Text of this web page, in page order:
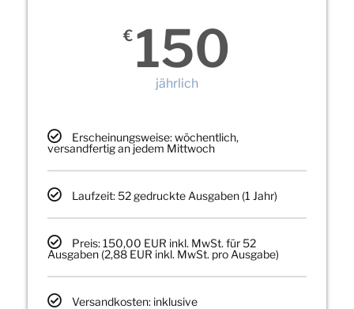
€ 150
jährlich
Erscheinungsweise: wöchentlich,
versandfertig an jedem Mittwoch
Laufzeit: 52 gedruckte Ausgaben (1 Jahr)
Preis: 150,00 EUR inkl. MwSt. für 52
Ausgaben (2,88 EUR inkl. MwSt. pro Ausgabe)
Versandkosten: inklusive